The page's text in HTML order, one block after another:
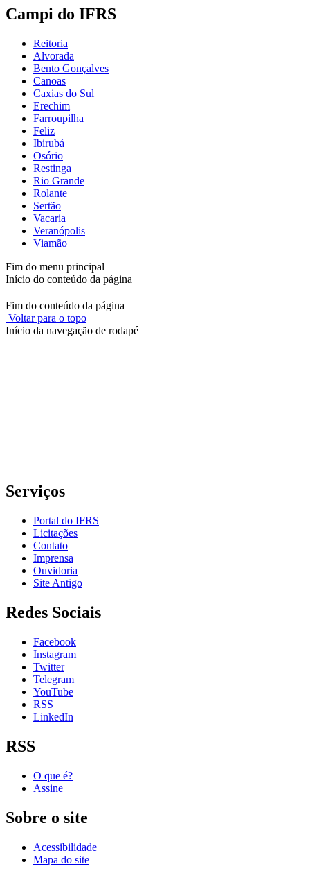
Campi do IFRS
Reitoria
Alvorada
Bento Gonçalves
Canoas
Caxias do Sul
Erechim
Farroupilha
Feliz
Ibirubá
Osório
Restinga
Rio Grande
Rolante
Sertão
Vacaria
Veranópolis
Viamão
Fim do menu principal
Início do conteúdo da página
Fim do conteúdo da página
Voltar para o topo
Início da navegação de rodapé
Serviços
Portal do IFRS
Licitações
Contato
Imprensa
Ouvidoria
Site Antigo
Redes Sociais
Facebook
Instagram
Twitter
Telegram
YouTube
RSS
LinkedIn
RSS
O que é?
Assine
Sobre o site
Acessibilidade
Mapa do site